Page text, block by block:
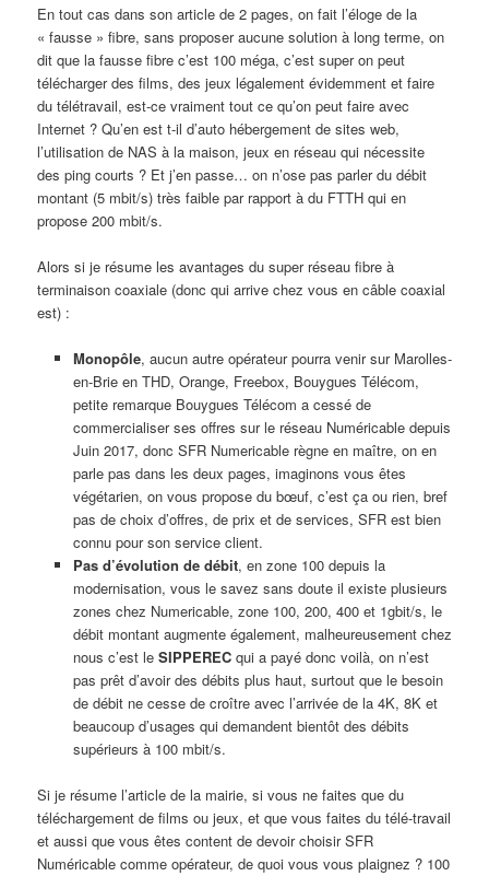
En tout cas dans son article de 2 pages, on fait l’éloge de la
« fausse » fibre, sans proposer aucune solution à long terme, on
dit que la fausse fibre c’est 100 méga, c’est super on peut
télécharger des films, des jeux légalement évidemment et faire
du télétravail, est-ce vraiment tout ce qu’on peut faire avec
Internet ? Qu’en est t-il d’auto hébergement de sites web,
l’utilisation de NAS à la maison, jeux en réseau qui nécessite
des ping courts ? Et j’en passe… on n’ose pas parler du débit
montant (5 mbit/s) très faible par rapport à du FTTH qui en
propose 200 mbit/s.
Alors si je résume les avantages du super réseau fibre à
terminaison coaxiale (donc qui arrive chez vous en câble coaxial
est) :
Monopôle, aucun autre opérateur pourra venir sur Marolles-
en-Brie en THD, Orange, Freebox, Bouygues Télécom,
petite remarque Bouygues Télécom a cessé de
commercialiser ses offres sur le réseau Numéricable depuis
Juin 2017, donc SFR Numericable règne en maître, on en
parle pas dans les deux pages, imaginons vous êtes
végétarien, on vous propose du bœuf, c’est ça ou rien, bref
pas de choix d’offres, de prix et de services, SFR est bien
connu pour son service client.
Pas d’évolution de débit, en zone 100 depuis la
modernisation, vous le savez sans doute il existe plusieurs
zones chez Numericable, zone 100, 200, 400 et 1gbit/s, le
débit montant augmente également, malheureusement chez
nous c’est le SIPPERECqui a payé donc voilà, on n’est
pas prêt d’avoir des débits plus haut, surtout que le besoin
de débit ne cesse de croître avec l’arrivée de la 4K, 8K et
beaucoup d’usages qui demandent bientôt des débits
supérieurs à 100 mbit/s.
Si je résume l’article de la mairie, si vous ne faites que du
téléchargement de films ou jeux, et que vous faites du télé-travail
et aussi que vous êtes content de devoir choisir SFR
Numéricable comme opérateur, de quoi vous vous plaignez ? 100